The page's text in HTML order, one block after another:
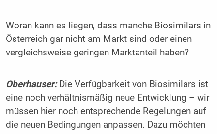
Woran kann es liegen, dass manche Biosimilars in
Österreich gar nicht am Markt sind oder einen
vergleichsweise geringen Marktanteil haben?
Oberhauser:Die Verfügbarkeit von Biosimilars ist
eine noch verhältnismäßig neue Entwicklung – wir
müssen hier noch entsprechende Regelungen auf
die neuen Bedingungen anpassen. Dazu möchten